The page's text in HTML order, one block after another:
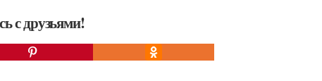
с друзьями!